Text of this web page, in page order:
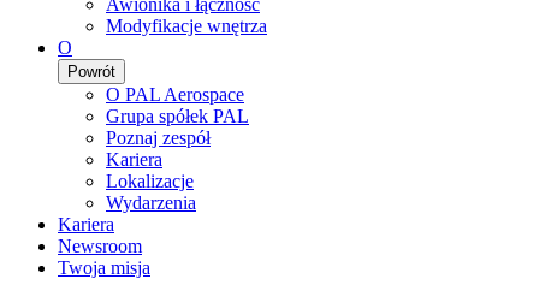
Awionika i łączność
Modyfikacje wnętrza
O
Powrót
O PAL Aerospace
Grupa spółek PAL
Poznaj zespół
Kariera
Lokalizacje
Wydarzenia
Kariera
Newsroom
Twoja misja